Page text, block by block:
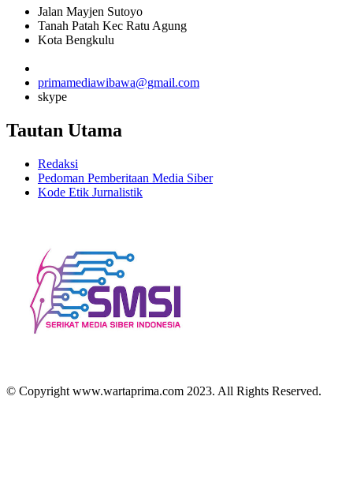
Jalan Mayjen Sutoyo
Tanah Patah Kec Ratu Agung
Kota Bengkulu
primamediawibawa@gmail.com
skype
Tautan Utama
Redaksi
Pedoman Pemberitaan Media Siber
Kode Etik Jurnalistik
© Copyright www.wartaprima.com 2023. All Rights Reserved.